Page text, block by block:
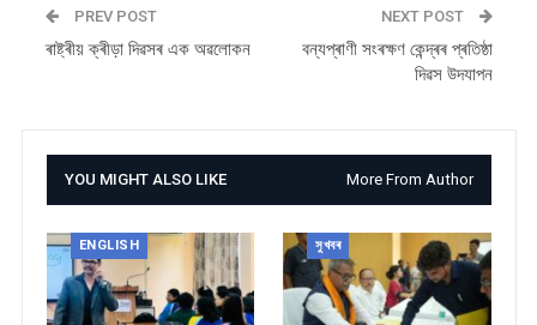
PREV POST
ৰাষ্ট্ৰীয় ক্ৰীড়া দিৱসৰ এক অৱলোকন
NEXT POST
বন্যপ্ৰাণী সংৰক্ষণ কেন্দ্ৰৰ প্ৰতিষ্ঠা
দিৱস উদযাপন
YOU MIGHT ALSO LIKE More From Author
ENGLISH সুখবৰ